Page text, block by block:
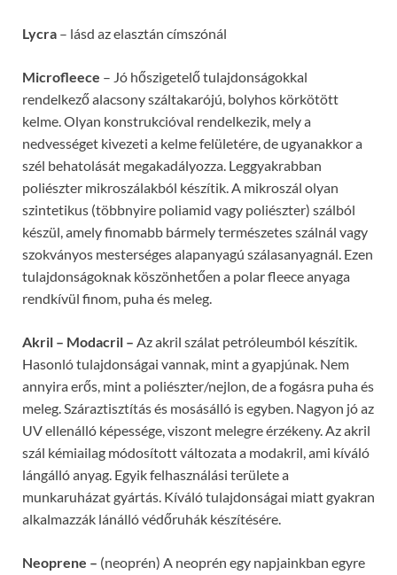
Lycra – lásd az elasztán címszónál
Microfleece – Jó hőszigetelő tulajdonságokkal
rendelkező alacsony száltakarójú, bolyhos körkötött
kelme. Olyan konstrukcióval rendelkezik, mely a
nedvességet kivezeti a kelme felületére, de ugyanakkor a
szél behatolását megakadályozza. Leggyakrabban
poliészter mikroszálakból készítik. A mikroszál olyan
szintetikus (többnyire poliamid vagy poliészter) szálból
készül, amely finomabb bármely természetes szálnál vagy
szokványos mesterséges alapanyagú szálasanyagnál. Ezen
tulajdonságoknak köszönhetően a polar fleece anyaga
rendkívül finom, puha és meleg.
Akril – Modacril – Az akril szálat petróleumból készítik.
Hasonló tulajdonságai vannak, mint a gyapjúnak. Nem
annyira erős, mint a poliészter/nejlon, de a fogásra puha és
meleg. Száraztisztítás és mosásálló is egyben. Nagyon jó az
UV ellenálló képessége, viszont melegre érzékeny. Az akril
szál kémiailag módosított változata a modakril, ami kíváló
lángálló anyag. Egyik felhasználási területe a
munkaruházat gyártás. Kíváló tulajdonságai miatt gyakran
alkalmazzák lánálló védőruhák készítésére.
Neoprene – (neoprén) A neoprén egy napjainkban egyre